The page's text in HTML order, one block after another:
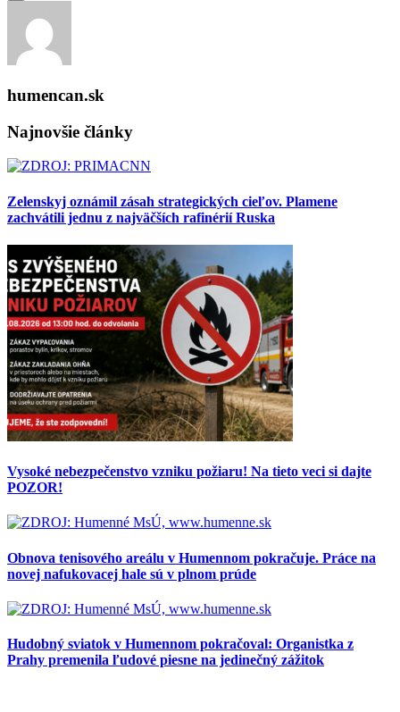
humencan.sk
Najnovšie články
Zelenskyj oznámil zásah strategických cieľov. Plamene
zachvátili jednu z najväčších rafinérií Ruska
Vysoké nebezpečenstvo vzniku požiaru! Na tieto veci si dajte
POZOR!
Obnova tenisového areálu v Humennom pokračuje. Práce na
novej nafukovacej hale sú v plnom prúde
Hudobný sviatok v Humennom pokračoval: Organistka z
Prahy premenila ľudové piesne na jedinečný zážitok